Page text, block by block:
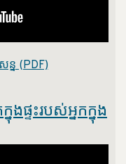
ន្ន (PDF)
ផ្ទះរបស់អ្នកក្នុង